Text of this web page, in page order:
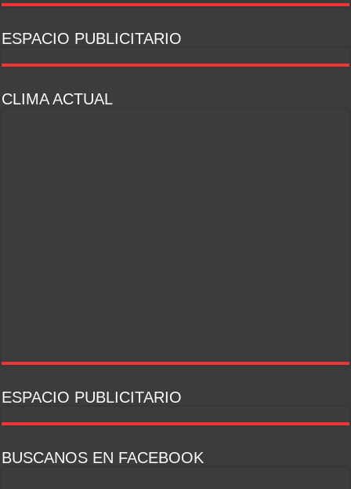
ESPACIO PUBLICITARIO
CLIMA ACTUAL
ESPACIO PUBLICITARIO
BUSCANOS EN FACEBOOK